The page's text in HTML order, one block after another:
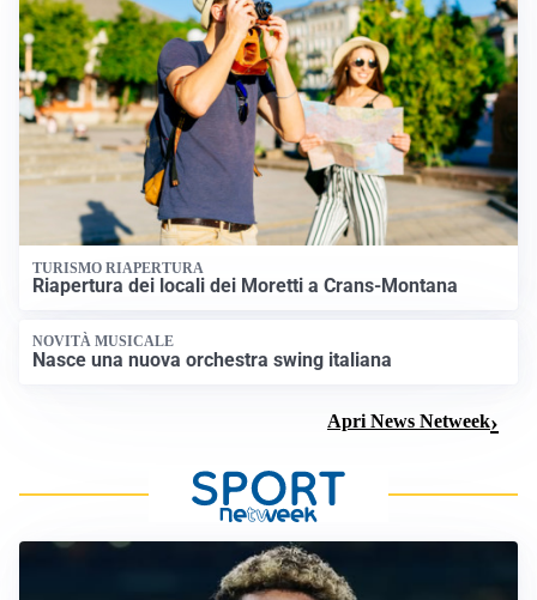
TURISMO RIAPERTURA
Riapertura dei locali dei Moretti a Crans-Montana
NOVITÀ MUSICALE
Nasce una nuova orchestra swing italiana
Apri News Netweek